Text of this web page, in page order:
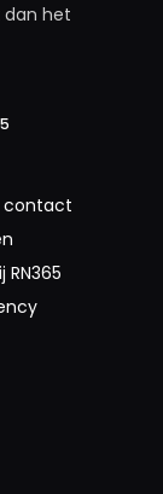
dan het
contact
RN365